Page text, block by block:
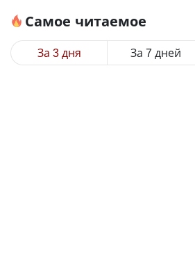
Самое читаемое
За 3 дня За 7 дней